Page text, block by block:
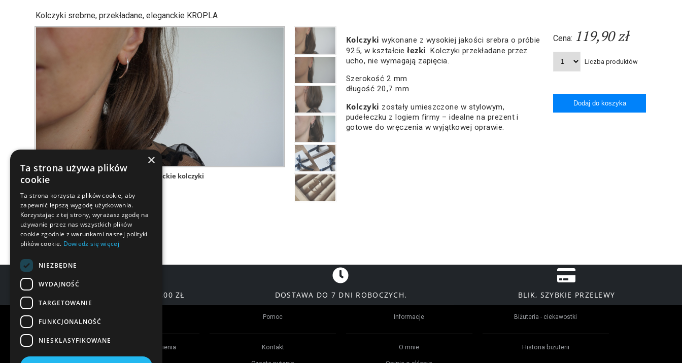
Kolczyki srebrne, przekładane, eleganckie KROPLA
eleganckie kolczyki
Kolczykiwykonane z wysokiej jakości srebra o próbie
925, w kształciełezki. Kolczyki przekładane przez
ucho, nie wymagają zapięcia.
Szerokość 2 mm
długość 20,7 mm
Kolczyki zostały umieszczone w stylowym,
pudełeczku z logiem firmy – idealne na prezent i
gotowe do wręczenia w wyjątkowej oprawie.
Cena: 119,90 zł
Liczba produktów
DARMOWA DOSTAWA OD 200,00 ZŁ DOSTAWA DO 7 DNI ROBOCZYCH. BLIK, SZYBKIE PRZELEWY
Czas realizacji zamówienia
Pomoc
Kontakt
Informacje
O mnie
Biżuteria - ciekawostki
Historia biżuterii
×
Ta strona używa plików
cookie
Ta strona korzysta z plików cookie, aby
zapewnić lepszą wygodę użytkowania.
Korzystając z tej strony, wyrażasz zgodę na
używanie przez nas wszystkich plików
cookie zgodnie z warunkami naszej polityki
plików cookie. Dowiedz się więcej
NIEZBĘDNE
WYDAJNOŚĆ
TARGETOWANIE
FUNKCJONALNOŚĆ
NIESKLASYFIKOWANE